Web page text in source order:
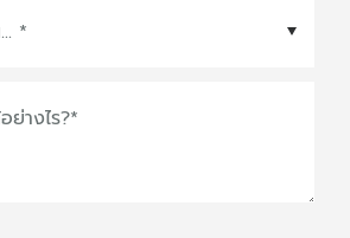
ะชุมหรือพันธมิตรระบบนิเวศ
ย่างไร?*